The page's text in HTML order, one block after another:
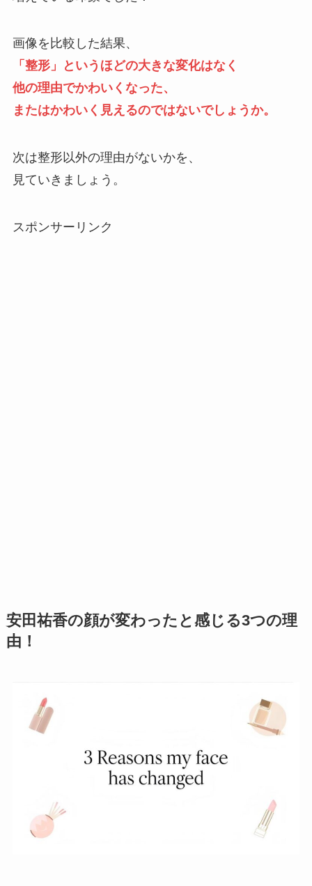
画像を比較した結果、
「整形」というほどの大きな変化はなく
他の理由でかわいくなった、
またはかわいく見えるのではないでしょうか。
次は整形以外の理由がないかを、
見ていきましょう。
スポンサーリンク
安田祐香の顔が変わったと感じる3つの理
由！